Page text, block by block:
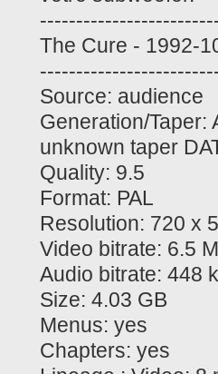
The Cure - 1992-
Source: audience
Generation/Taper:
unknown taper
Quality: 9.5
Format: PAL
Resolution: 720 x
Video bitrate: 6.5
Audio bitrate: 448
Size: 4.03 GB
Menus: yes
Chapters: yes